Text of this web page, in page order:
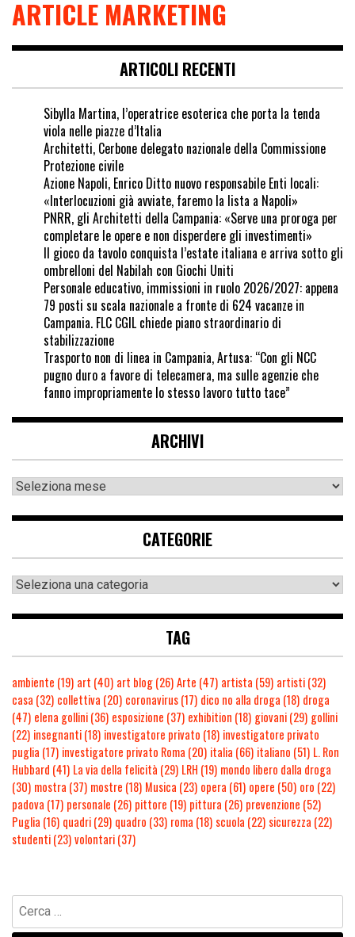
ARTICLE MARKETING
ARTICOLI RECENTI
Sibylla Martina, l’operatrice esoterica che porta la tenda
viola nelle piazze d’Italia
Architetti, Cerbone delegato nazionale della Commissione
Protezione civile
Azione Napoli, Enrico Ditto nuovo responsabile Enti locali:
«Interlocuzioni già avviate, faremo la lista a Napoli»
PNRR, gli Architetti della Campania: «Serve una proroga per
completare le opere e non disperdere gli investimenti»
Il gioco da tavolo conquista l’estate italiana e arriva sotto gli
ombrelloni del Nabilah con Giochi Uniti
Personale educativo, immissioni in ruolo 2026/2027: appena
79 posti su scala nazionale a fronte di 624 vacanze in
Campania. FLC CGIL chiede piano straordinario di
stabilizzazione
Trasporto non di linea in Campania, Artusa: “Con gli NCC
pugno duro a favore di telecamera, ma sulle agenzie che
fanno impropriamente lo stesso lavoro tutto tace”
ARCHIVI
CATEGORIE
TAG
ambiente (19) art (40) art blog(26)Arte (47) artista (59) artisti(32)
casa (32) collettiva (20) coronavirus(17) dico no alla droga (18) droga
(47) elena gollini(36) esposizione (37) exhibition (18) giovani(29) gollini
(22) insegnanti(18) investigatore privato (18) investigatore privato
puglia (17) investigatore privato Roma (20) italia (66) italiano (51) L. Ron
Hubbard (41) La via della felicità (29) LRH (19) mondo libero dalla droga
(30) mostra (37) mostre (18) Musica (23) opera (61) opere (50) oro (22)
padova (17) personale (26) pittore (19) pittura (26) prevenzione (52)
Puglia (16) quadri(29) quadro (33) roma (18) scuola (22) sicurezza (22)
studenti(23)volontari(37)